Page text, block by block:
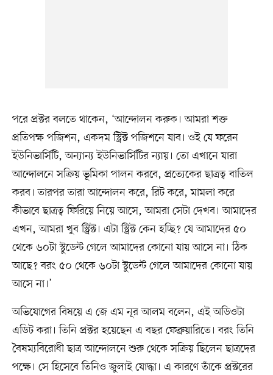
পরে প্রক্টর বলতে থাকেন, ‘আন্দোলন করুক। আমরা শক্ত
প্রতিপক্ষ পজিশন, একদম স্ট্রিক্ট পজিশনে যাব। ওই যে ফরেন
ইউনিভার্সিটি, অন্যান্য ইউনিভার্সিটির ন্যায়। তো এখানে যারা
আন্দোলনে সক্রিয় ভূমিকা পালন করবে, প্রত্যেকের ছাত্রত্ব বাতিল
করব। তারপর তারা আন্দোলন করে, রিট করে, মামলা করে
কীভাবে ছাত্রত্ব ফিরিয়ে নিয়ে আসে, আমরা সেটা দেখব। আমাদের
এখন, আমরা খুব স্ট্রিক্ট। এটা স্ট্রিক্ট কেন হচ্ছি? যে আমাদের ৫০
থেকে ৬০টা স্টুডেন্ট গেলে আমাদের কোনো যায় আসে না। ঠিক
আছে? বরং ৫০ থেকে ৬০টা স্টুডেন্ট গেলে আমাদের কোনো যায়
আসে না।’
অভিযোগের বিষয়ে এ জে এম নূর আলম বলেন, এই অডিওটা
এডিট করা। তিনি প্রক্টর হয়েছেন এ বছর ফেব্রুয়ারিতে। বরং তিনি
বৈষম্যবিরোধী ছাত্র আন্দোলনে শুরু থেকে সক্রিয় ছিলেন ছাত্রদের
পক্ষে। সে হিসেবে তিনিও জুলাই যোদ্ধা। এ কারণে তাঁকে প্রক্টরের